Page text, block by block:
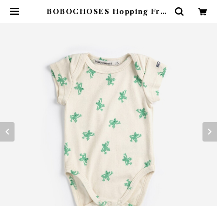
BOBOCHOSES Hopping Frog